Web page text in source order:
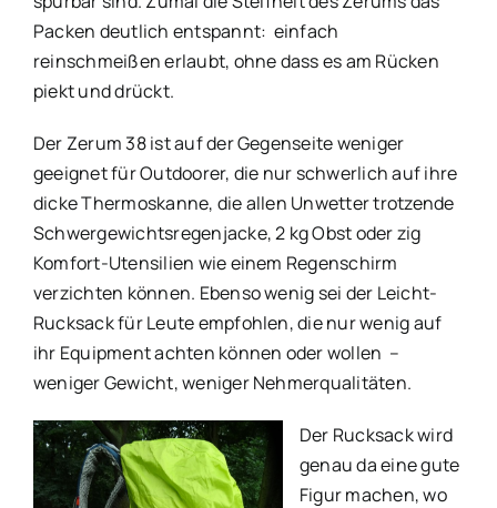
Packen deutlich entspannt: einfach
reinschmeißen erlaubt, ohne dass es am Rücken
piekt und drückt.
Der Zerum 38 ist auf der Gegenseite weniger
geeignet für Outdoorer, die nur schwerlich auf ihre
dicke Thermoskanne, die allen Unwetter trotzende
Schwergewichtsregenjacke, 2 kg Obst oder zig
Komfort-Utensilien wie einem Regenschirm
verzichten können. Ebenso wenig sei der Leicht-
Rucksack für Leute empfohlen, die nur wenig auf
ihr Equipment achten können oder wollen –
weniger Gewicht, weniger Nehmerqualitäten.
Der Rucksack wird
genau da eine gute
Figur machen, wo